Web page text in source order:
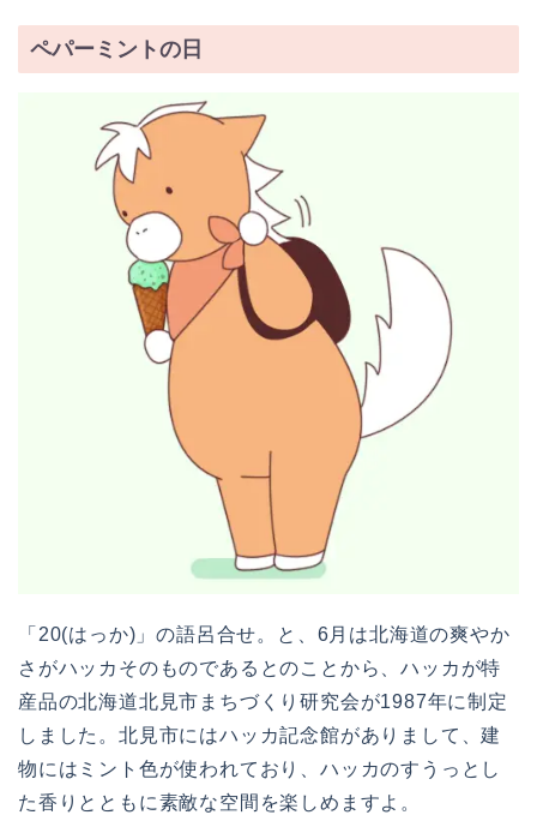
ペパーミントの日
「20(はっか)」の語呂合せ。と、6月は北海道の爽やか
さがハッカそのものであるとのことから、ハッカが特
産品の北海道北見市まちづくり研究会が1987年に制定
しました。北見市にはハッカ記念館がありまして、建
物にはミント色が使われており、ハッカのすうっとし
た香りとともに素敵な空間を楽しめますよ。